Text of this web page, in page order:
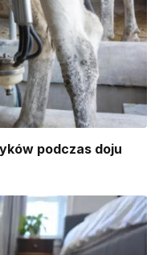
podczas doju